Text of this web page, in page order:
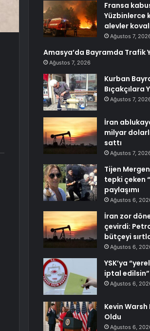
Fransa
Yüzbinlerce
alevler
Ağustos 7,
Amasya’da Bayramda Trafik
Ağustos 7, 2026
Kurban
Bıçakçılara
Ağustos 7,
İran
milyar
sattı
Ağustos 7,
Tijen
tepki çeken
paylaşımı
Ağustos 6,
İran zor
çevirdi:
bütçeyi
Ağustos 6,
YSK’ya
iptal
Ağustos 6,
Kevin Warsh
Oldu
Ağustos 6,